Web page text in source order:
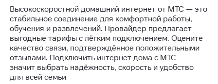
Высокоскоростной домашний интернет от МТС — это
стабильное соединение для комфортной работы,
обучения и развлечений. Провайдер предлагает
выгодные тарифы с лёгким подключением. Оцените
качество связи, подтверждённое положительными
отзывами. Подключить интернет дома с МТС —
значит выбрать надёжность, скорость и удобство
для всей семьи